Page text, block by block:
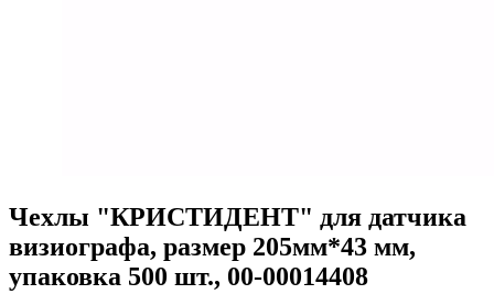
Чехлы "КРИСТИДЕНТ" для датчика
визиографа, размер 205мм*43 мм,
упаковка 500 шт., 00-00014408